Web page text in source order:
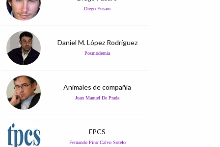
Diego Fusaro
Daniel M. López Rodríguez
Posmodernia
Animales de compañía
Juan Manuel De Prada
FPCS
Fernando Pino Calvo Sotelo